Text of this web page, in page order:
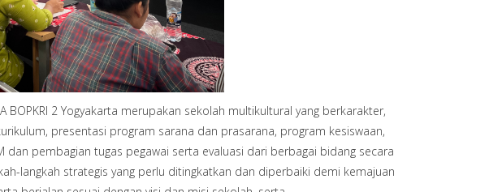
2 Yogyakarta merupakan sekolah multikultural yang berkarakter,
presentasi program sarana dan prasarana, program kesiswaan,
pembagian tugas pegawai serta evaluasi dari berbagai bidang secara
langkah strategis yang perlu ditingkatkan dan diperbaiki demi kemajuan